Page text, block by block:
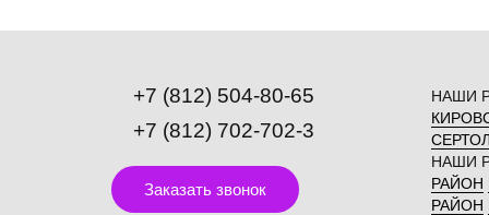
+7 (812) 504-80-65
+7 (812) 702-702-3
Заказать звонок
НАШИ
НАШИ
РАЙОН
РАЙОН